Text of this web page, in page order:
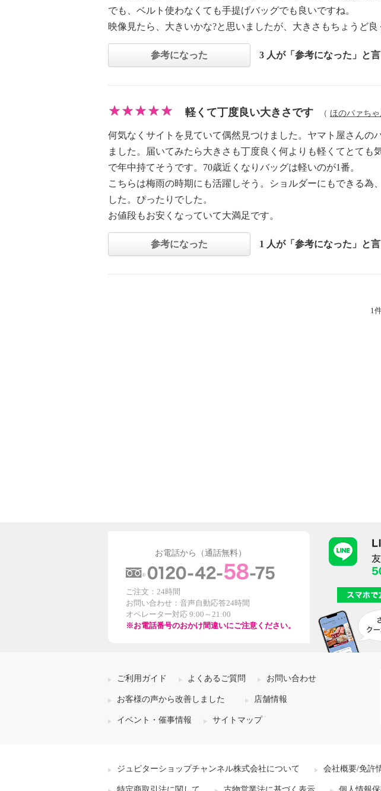
でも、ベルト使わなくても手提げバッグでも良いですね。
映像見たら、大きいかな?と思いましたが、大きさもちょうど
参考になった 3 人が「参考になった」と
軽くて丁度良い大きさです （ ほのバァちゃ
何気なくサイトを見ていて偶然見つけました。ヤマト屋さん
ました。届いてみたら大きさも丁度良く何よりも軽くてとて
で年中持てそうです。70歳近くなりバッグは軽いのが1番。
こちらは梅雨の時期にも活躍しそう。ショルダーにもできる
した。ぴったりでした。
お値段もお安くなっていて大満足です。
参考になった 1 人が「参考になった」と
1
お電話から（通話無料）
ご注文：24時間
お問い合わせ：音声自動応答24時間
オペレーター対応 9:00～21:00
※お電話番号のおかけ間違いにご注意ください。
ご利用ガイド よくあるご質問 お問い合わせ
お客様の声から改善しました 店舗情報
イベント・催事情報 サイトマップ
ジュピターショップチャンネル株式会社について 会社概要/免許